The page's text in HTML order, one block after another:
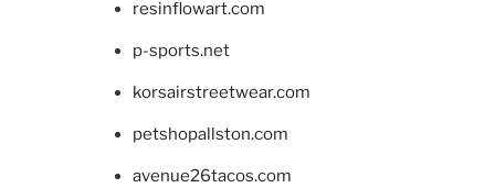
resinflowart.com
p-sports.net
korsairstreetwear.com
petshopallston.com
avenue26tacos.com